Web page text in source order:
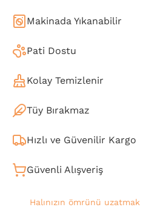
Makinada Yıkanabilir
Pati Dostu
Kolay Temizlenir
Tüy Bırakmaz
Hızlı ve Güvenilir Kargo
Güvenli Alışveriş
Halınızın ömrünü